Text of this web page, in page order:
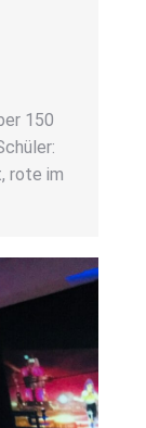
150
rote im